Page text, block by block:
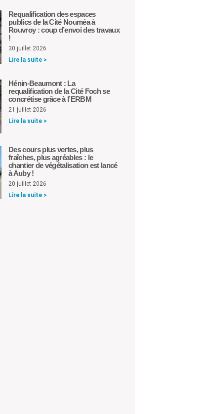
Requalification des espaces
publics de la Cité Nouméa à
Rouvroy : coup d’envoi des travaux
!
30 juillet 2026
Lire la suite >
Hénin-Beaumont : La
requalification de la Cité Foch se
concrétise grâce à l’ERBM
21 juillet 2026
Lire la suite >
Des cours plus vertes, plus
fraîches, plus agréables : le
chantier de végétalisation est lancé
à Auby !
20 juillet 2026
Lire la suite >